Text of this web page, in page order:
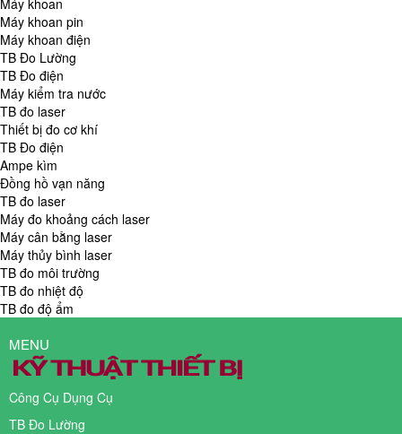
Máy khoan
Máy khoan pin
Máy khoan điện
TB Đo Lường
TB Đo điện
Máy kiểm tra nước
TB đo laser
Thiết bị đo cơ khí
TB Đo điện
Ampe kìm
Đồng hồ vạn năng
TB đo laser
Máy đo khoảng cách laser
Máy cân bằng laser
Máy thủy bình laser
TB đo môi trường
TB đo nhiệt độ
TB đo độ ẩm
MENU
Công Cụ Dụng Cụ
TB Đo Lường